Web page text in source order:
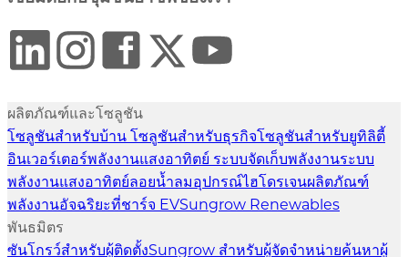
ผลิตภัณฑ์และโซลูชัน
โซลูชันสำหรับบ้าน โซลูชันสำหรับธุรกิจโซลูชันสำหรับยูทิลิตี้
อินเวอร์เตอร์พลังงานแสงอาทิตย์ ระบบจัดเก็บพลังงานระบบ
พลังงานแสงอาทิตย์ลอยน้ำลมอุปกรณ์ไฮโดรเจนผลิตภัณฑ์
พลังงานอัจฉริยะที่ชาร์จ EVSungrow Renewables
พันธมิตร
ซันโกรว์สำหรับผู้ติดตั้งSungrow สำหรับผู้จัดจำหน่ายค้นหาผู้